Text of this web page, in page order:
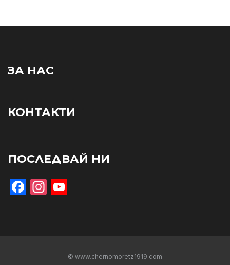
ЗА НАС
КОНТАКТИ
ПОСЛЕДВАЙ НИ
Facebook
Instagram
© www.chernomoretz1919.com